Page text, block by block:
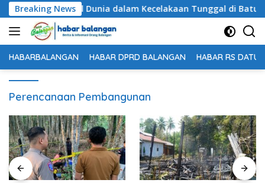
Langsung
ke
konten
Breaking News
Meninggal Dunia dalam Kecelakaan Tunggal di
HABARBALANGAN HABAR DPRD BALANGAN HABAR RS DATU
Perencanaan Pembangunan